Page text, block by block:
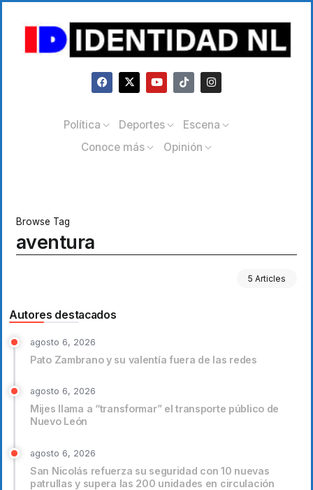
Política Deportes
Escena
Conoce más
Opinión
Browse Tag
aventura
5 Articles
Autores destacados
agosto 6, 2026
Pato Zambrano y su valentía fuera de las redes
agosto 6, 2026
Mijes llama a “transformar” el transporte público de
Nuevo León
agosto 6, 2026
San Nicolás refuerza su seguridad con 10 nuevas
patrullas y supera las 200 unidades en circulación